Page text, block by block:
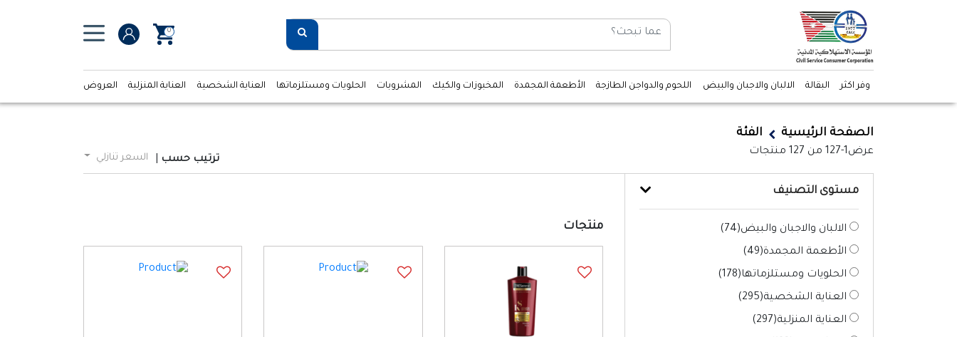
0
وفر اكثر البقالة الالبان والاجبان والبيض اللحوم والدواجن الطازجة الأطعمة المجمدة المخبوزات والكيك المشروبات الحلويات ومستلزماتها العناية الشخصية العناية المنزلية العروض
الصفحة الرئيسية الفئة
عرض1-127 من 127 منتجات
ترتيب حسب السعر تنازلي
مستوى التصنيف
الالبان والاجبان والبيض(74
)
الأطعمة المجمدة(49
)
الحلويات ومستلزماتها(178
)
العناية الشخصية(295
)
العناية المنزلية(297
)
منتجات